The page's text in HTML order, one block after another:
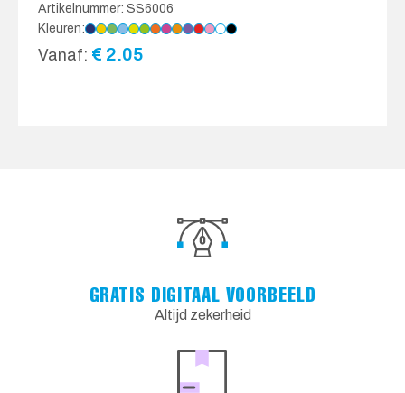
Artikelnummer: SS6006
Kleuren:
Vanaf: € 2.05
GRATIS DIGITAAL VOORBEELD
Altijd zekerheid